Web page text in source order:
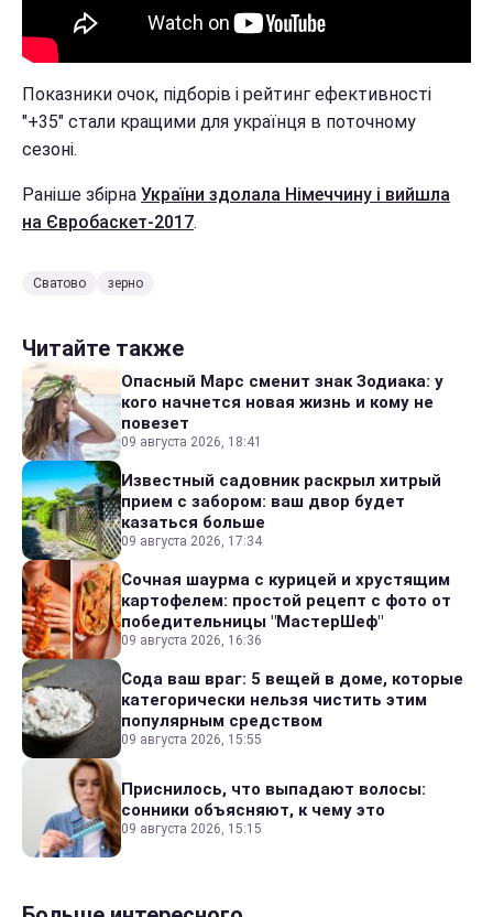
Показники очок, підборів і рейтинг ефективності
"+35" стали кращими для українця в поточному
сезоні.
Раніше збірна України здолала Німеччину і вийшла
на Євробаскет-2017.
Сватово зерно
Читайте также
Опасный Марс сменит знак Зодиака: у
кого начнется новая жизнь и кому не
повезет
09 августа 2026, 18:41
Известный садовник раскрыл хитрый
прием с забором: ваш двор будет
казаться больше
09 августа 2026, 17:34
Сочная шаурма с курицей и хрустящим
картофелем: простой рецепт с фото от
победительницы "МастерШеф"
09 августа 2026, 16:36
Сода ваш враг: 5 вещей в доме, которые
категорически нельзя чистить этим
популярным средством
09 августа 2026, 15:55
Приснилось, что выпадают волосы:
сонники объясняют, к чему это
09 августа 2026, 15:15